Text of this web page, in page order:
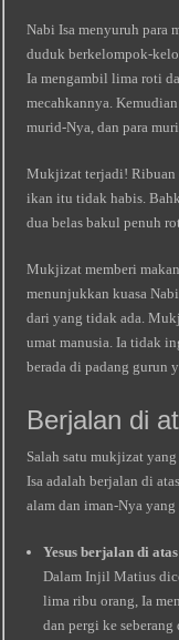
Nabi Isa menyuruh para
duduk berkelompok-
Ia mengambil lima roti
mecahkannya.
murid-Nya, dan para
Mukjizat terjadi! Ribuan
ikan itu tidak habis.
dua belas bakul penuh
Mukjizat memberi
menunjukkan kuasa
dari yang tidak ada.
umat manusia. Ia tidak
berada di padang gurun
Berjalan di
Salah satu mukjizat
Isa adalah berjalan di
alam dan iman-Nya
Yesus berjalan di
Dalam Injil Matius
lima ribu orang, Ia
dan pergi ke